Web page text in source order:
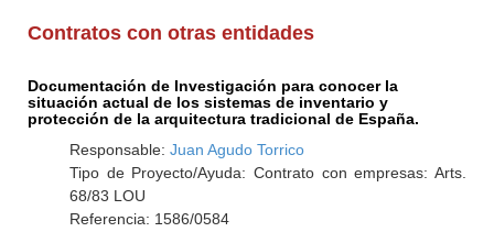
Contratos con otras entidades
Documentación de Investigación para conocer la
situación actual de los sistemas de inventario y
protección de la arquitectura tradicional de España.
Responsable: Juan Agudo Torrico
Tipo de Proyecto/Ayuda: Contrato con empresas: Arts.
68/83 LOU
Referencia: 1586/0584